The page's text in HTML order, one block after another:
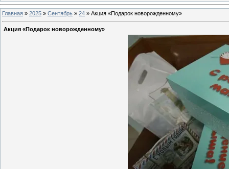
Главная » 2025 » Сентябрь » 24 » Акция «Подарок новорожденному»
Акция «Подарок новорожденному»